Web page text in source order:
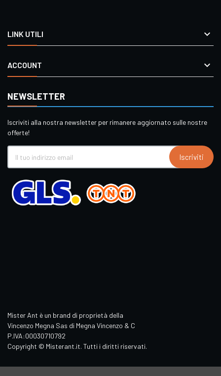
LINK UTILI 
ACCOUNT 
NEWSLETTER
Iscriviti alla nostra newsletter per rimanere aggiornato sulle nostre
offerte!
Iscriviti
Mister Ant è un brand di proprietà della
Vincenzo Megna Sas di Megna Vincenzo & C
P.IVA:00030710792
Copyright © Misterant.it. Tutti i diritti riservati.